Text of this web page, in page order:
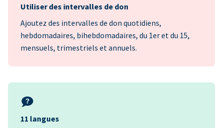
Utiliser des intervalles de don
Ajoutez des intervalles de don quotidiens,
hebdomadaires, bihebdomadaires, du 1er et du 15,
mensuels, trimestriels et annuels.
11 langues